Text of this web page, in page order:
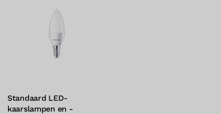
Standaard LED-
kaarslampen en -